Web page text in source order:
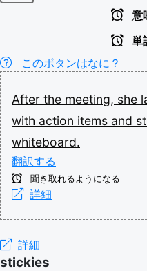
意
単
このボタンはなに？
After the meeting, she
with action items and
whiteboard.
翻訳する
聞き取れるようになる
詳細
詳細
stickies